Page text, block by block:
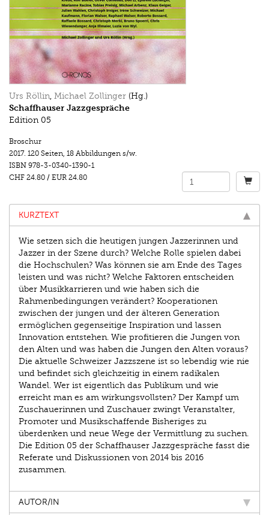
Urs Röllin, Michael Zollinger (Hg.)
Schaffhauser Jazzgespräche
Edition 05
Broschur
2017. 120 Seiten, 18 Abbildungen s/w.
ISBN 978-3-0340-1390-1
CHF 24.80 / EUR 24.80
KURZTEXT
Wie setzen sich die heutigen jungen Jazzerinnen und
Jazzer in der Szene durch? Welche Rolle spielen dabei
die Hochschulen? Was können sie am Ende des Tages
leisten und was nicht? Welche Faktoren entscheiden
über Musikkarrieren und wie haben sich die
Rahmenbedingungen verändert? Kooperationen
zwischen der jungen und der älteren Generation
ermöglichen gegenseitige Inspiration und lassen
Innovation entstehen. Wie profitieren die Jungen von
den Alten und was haben die Jungen den Alten voraus?
Die aktuelle Schweizer Jazzszene ist so lebendig wie nie
und befindet sich gleichzeitig in einem radikalen
Wandel. Wer ist eigentlich das Publikum und wie
erreicht man es am wirkungsvollsten? Der Kampf um
Zuschauerinnen und Zuschauer zwingt Veranstalter,
Promoter und Musikschaffende Bisheriges zu
überdenken und neue Wege der Vermittlung zu suchen.
Die Edition 05 der Schaffhauser Jazzgespräche fasst die
Referate und Diskussionen von 2014 bis 2016
zusammen.
AUTOR/IN